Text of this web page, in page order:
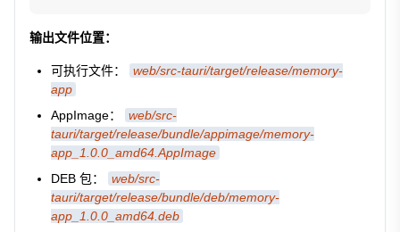
输出文件位置：
可执行文件：
web/src-tauri/target/release/memory-
app
AppImage：
web/src-
tauri/target/release/bundle/appimage/memory-
app_1.0.0_amd64.AppImage
DEB 包：
web/src-
tauri/target/release/bundle/deb/memory-
app_1.0.0_amd64.deb